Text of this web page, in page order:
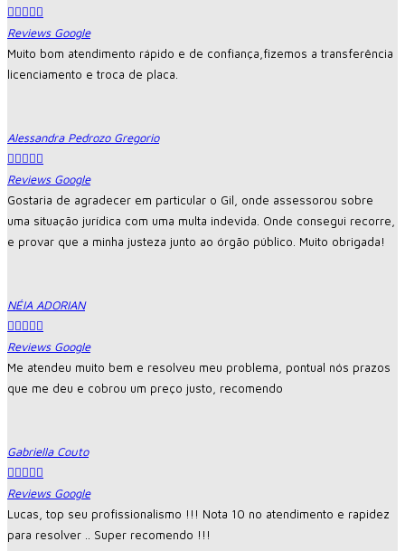

Reviews Google
Muito bom atendimento rápido e de confiança,fizemos a transferência
licenciamento e troca de placa.
Alessandra Pedrozo Gregorio

Reviews Google
Gostaria de agradecer em particular o Gil, onde assessorou sobre
uma situação jurídica com uma multa indevida. Onde consegui recorre,
e provar que a minha justeza junto ao órgão público. Muito obrigada!
NÉIA ADORIAN

Reviews Google
Me atendeu muito bem e resolveu meu problema, pontual nós prazos
que me deu e cobrou um preço justo, recomendo
Gabriella Couto

Reviews Google
Lucas, top seu profissionalismo !!! Nota 10 no atendimento e rapidez
para resolver .. Super recomendo !!!